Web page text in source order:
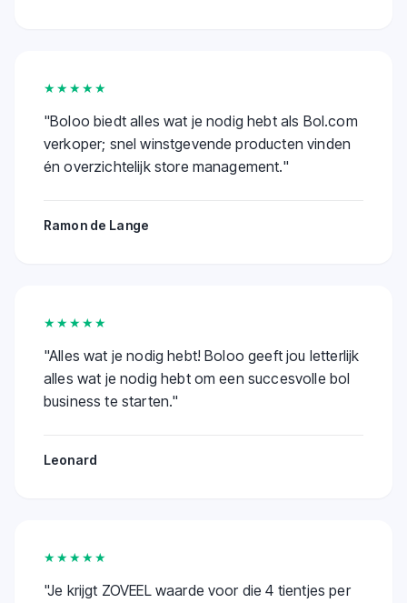
★★★★★
"Boloo biedt alles wat je nodig hebt als Bol.com
verkoper; snel winstgevende producten vinden
én overzichtelijk store management."
Ramon de Lange
★★★★★
"Alles wat je nodig hebt! Boloo geeft jou letterlijk
alles wat je nodig hebt om een succesvolle bol
business te starten."
Leonard
★★★★★
"Je krijgt ZOVEEL waarde voor die 4 tientjes per